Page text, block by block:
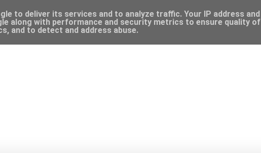
to deliver its services and to analyze traffic. Your IP address and
along with performance and security metrics to ensure quality of
and to detect and address abuse.